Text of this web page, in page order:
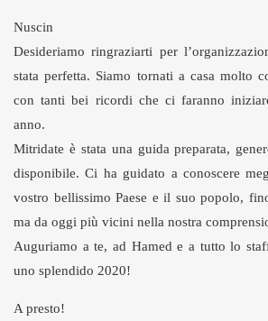
Nuscin
Desideriamo ringraziarti per
stata perfetta. Siamo tornati a casa molto
con tanti bei ricordi che ci faranno
anno.
Mitridate è stata una guida preparata,
disponibile. Ci ha guidato a conoscere
vostro bellissimo Paese e il suo popolo,
ma da oggi più vicini nella nostra
Auguriamo a te, ad Hamed e a tutto lo
uno splendido 2020!
A presto!